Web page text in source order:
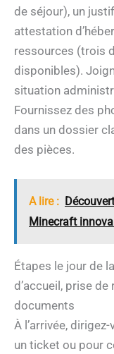
de séjour), un
attestation
ressources (trois
disponibles).
situation
Fournissez des
dans un dossier
des pièces.
A lire :
Minecraft
Étapes le jour de
d’accueil, prise
documents
À l’arrivée,
un ticket ou pour